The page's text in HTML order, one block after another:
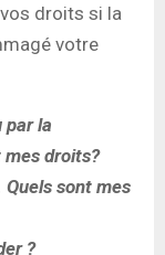
droits si la
votre
par la
mes droits?
sont mes
?